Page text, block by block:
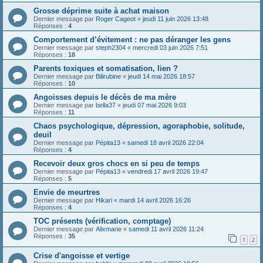
Grosse déprime suite à achat maison
Dernier message par Roger Cageot « jeudi 11 juin 2026 13:48
Réponses : 4
Comportement d’évitement : ne pas déranger les gens
Dernier message par steph2304 « mercredi 03 juin 2026 7:51
Réponses : 18
Parents toxiques et somatisation, lien ?
Dernier message par Bilirubine « jeudi 14 mai 2026 18:57
Réponses : 10
Angoisses depuis le décès de ma mère
Dernier message par bella37 « jeudi 07 mai 2026 9:03
Réponses : 11
Chaos psychologique, dépression, agoraphobie, solitude,
deuil
Dernier message par Pépita13 « samedi 18 avril 2026 22:04
Réponses : 4
Recevoir deux gros chocs en si peu de temps
Dernier message par Pépita13 « vendredi 17 avril 2026 19:47
Réponses : 5
Envie de meurtres
Dernier message par Hikari « mardi 14 avril 2026 16:26
Réponses : 4
TOC présents (vérification, comptage)
Dernier message par Alixmarie « samedi 11 avril 2026 11:24
Réponses : 35 1 2
Crise d'angoisse et vertige